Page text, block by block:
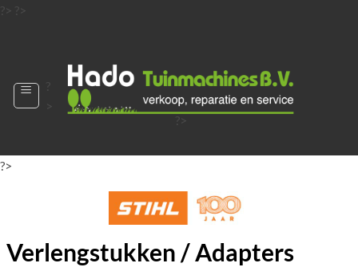
?> ?>
?>
?
?>
Verlengstukken / Adapters